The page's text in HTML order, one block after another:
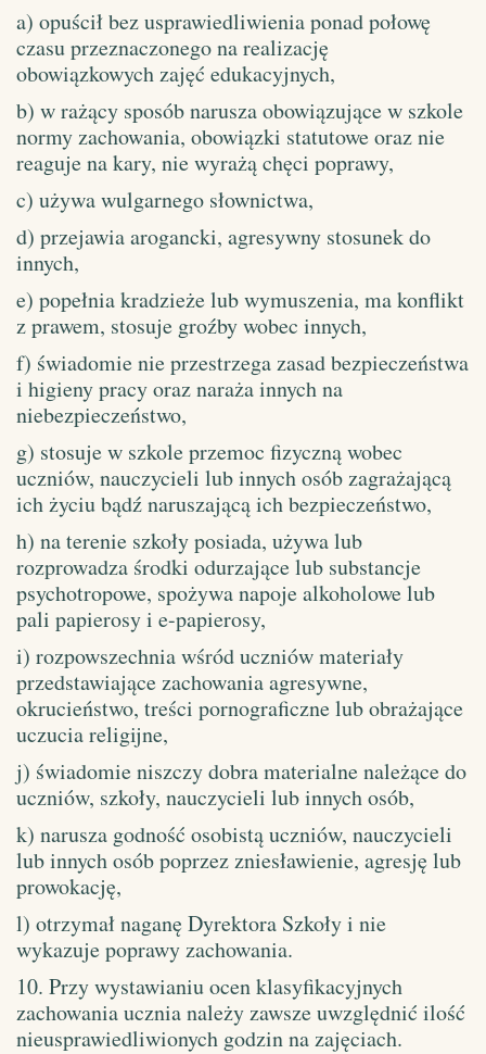
a) opuścił bez usprawiedliwienia ponad połowę
czasu przeznaczonego na realizację
obowiązkowych zajęć edukacyjnych,
b) w rażący sposób narusza obowiązujące w szkole
normy zachowania, obowiązki statutowe oraz nie
reaguje na kary, nie wyrażą chęci poprawy,
c) używa wulgarnego słownictwa,
d) przejawia arogancki, agresywny stosunek do
innych,
e) popełnia kradzieże lub wymuszenia, ma konflikt
z prawem, stosuje groźby wobec innych,
f) świadomie nie przestrzega zasad bezpieczeństwa
i higieny pracy oraz naraża innych na
niebezpieczeństwo,
g) stosuje w szkole przemoc fizyczną wobec
uczniów, nauczycieli lub innych osób zagrażającą
ich życiu bądź naruszającą ich bezpieczeństwo,
h) na terenie szkoły posiada, używa lub
rozprowadza środki odurzające lub substancje
psychotropowe, spożywa napoje alkoholowe lub
pali papierosy i e-papierosy,
i) rozpowszechnia wśród uczniów materiały
przedstawiające zachowania agresywne,
okrucieństwo, treści pornograficzne lub obrażające
uczucia religijne,
j) świadomie niszczy dobra materialne należące do
uczniów, szkoły, nauczycieli lub innych osób,
k) narusza godność osobistą uczniów, nauczycieli
lub innych osób poprzez zniesławienie, agresję lub
prowokację,
l) otrzymał naganę Dyrektora Szkoły i nie
wykazuje poprawy zachowania.
10. Przy wystawianiu ocen klasyfikacyjnych
zachowania ucznia należy zawsze uwzględnić ilość
nieusprawiedliwionych godzin na zajęciach.